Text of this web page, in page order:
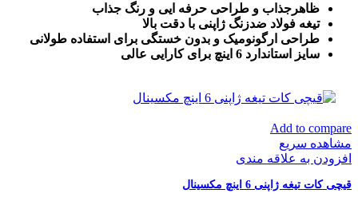
ظاهرجذاب و طراحی حرفه ایی و رنگ جذاب
تیغه فولاد ضدزنگ ژاپنی با دقت بالا
طراحی ارگونومیک و بدون خستگی برای استفاده طولانی
سایز استاندارد 6 اینچ برای کارایی عالی
Add to compare
مشاهده سریع
افزودن به علاقه مندی
قیچی کات تیغه ژاپنی 6 اینچ مکسینال